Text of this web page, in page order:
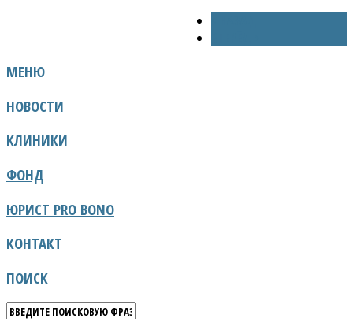
МЕНЮ
НОВОСТИ
КЛИНИКИ
ФОНД
ЮРИСТ PRO BONO
КОНТАКТ
ПОИСК